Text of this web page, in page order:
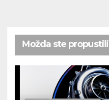
Možda ste propustili